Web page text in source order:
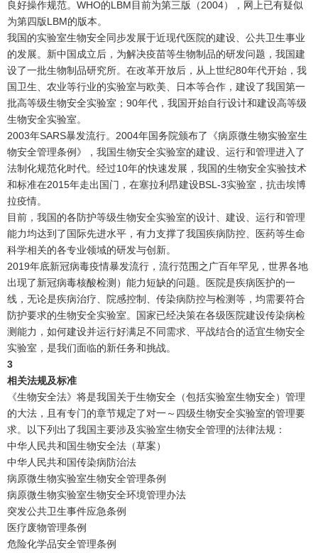
良好操作规范。WHO的LBM目前为第三版（2004），网上已有疑似
为第四版LBM的版本。
我国的实验室生物安全同步发展于近现代医院的建设、公共卫生事业
的发展。新中国成立后，为解决疫苗等生物制品的研发问题，我国建
设了一批生物制品研究所。在改革开放后，从上世纪80年代开始，我
国卫生、农业等行业的实验室与欧美、日本等合作，建设了我国第一
批高等级生物安全实验室；90年代，我国开始自行设计和建设高等级
生物安全实验室。
2003年SARS暴发流行。2004年国务院颁布了《病原微生物实验室生
物安全管理条例》，我国生物安全实验室的建设、运行和管理进入了
法制化规范化时代。经过10年的快速发展，我国的生物安全实验技术
和标准在2015年走出国门，在塞拉利昂建设BSL-3实验室，抗击埃博
拉疫情。
目前，我国的各防护等级生物安全实验室的设计、建设、运行和管理
能力均达到了国际先进水平，有力支撑了我国疾病防控、医药等生命
科学相关的各专业领域的研发与创新。
2019年底新冠病毒疫情暴发流行，流行范围之广百年罕见，世界各地
出现了新冠病毒核酸检测）能力短缺的问题。医院是疾病医护的一
线，无论是疾病治疗、院感控制、传染病防控与检测等，均需要符合
防护要求的生物安全实验室。国家已经决策在各级医院建设传染病检
测能力，如何建设并运行好满足不同需求、平战结合的适宜生物安全
实验室，是我们面临的新任务和挑战。
3
相关法规及标准
《生物安全法》将是我国关于生物安全（包括实验室生物安全）管理
的大法，且有专门的章节规定了对一～四级生物安全实验室的管理要
求。以下列出了我国主要涉及实验室生物安全管理的法律法规：
中华人民共和国生物安全法（草案）
中华人民共和国传染病防治法
病原微生物实验室生物安全管理条例
病原微生物实验室生物安全环境管理办法
突发公共卫生事件应急条例
医疗废物管理条例
危险化学品安全管理条例